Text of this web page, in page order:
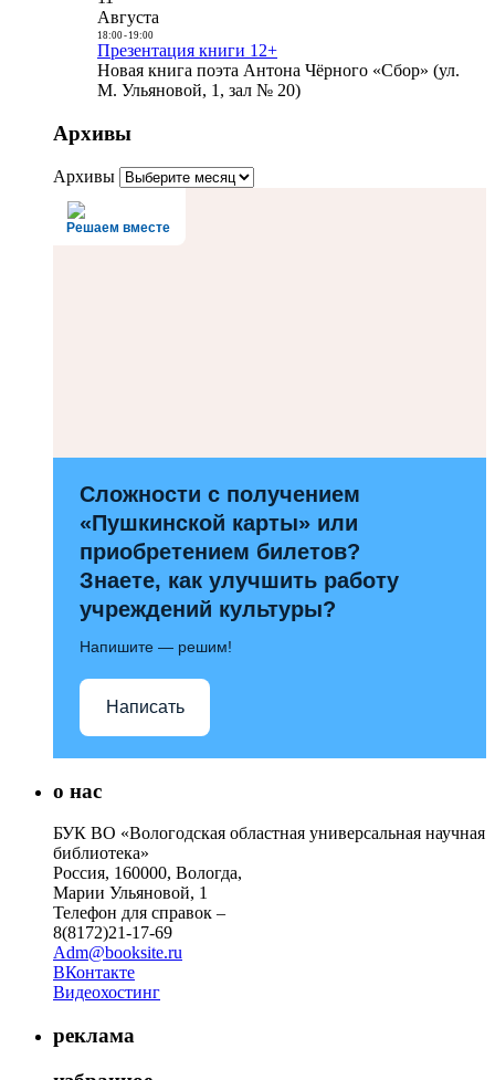
Августа
18:00- 19:00
Презентация книги 12+
Новая книга поэта Антона Чёрного «Сбор» (ул.
М. Ульяновой, 1, зал № 20)
Архивы
Архивы
Решаем вместе
Сложности с получением
«Пушкинской карты» или
приобретением билетов?
Знаете, как улучшить работу
учреждений культуры?
Напишите — решим!
Написать
о нас
БУК ВО «Вологодская областная универсальная научная
библиотека»
Россия, 160000, Вологда,
Марии Ульяновой, 1
Телефон для справок –
8(8172)21-17-69
Adm@booksite.ru
ВКонтакте
Видеохостинг
реклама